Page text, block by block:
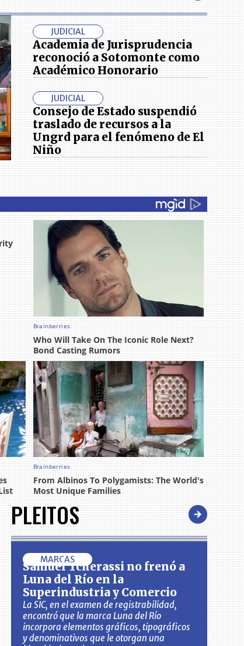
JUDICIAL
Academia de Jurisprudencia
reconoció a Sotomonte como
Académico Honorario
JUDICIAL
Consejo de Estado suspendió
traslado de recursos a la
Ungrd para el fenómeno de El
Niño
PLEITOS
MARCAS
Samuel Tcherassi no frenó a
Luna del Río en la
Superindustria y Comercio
La SIC, en el examen de registrabilidad,
encontró que la marca Luna del Río
incorpora elementos gráficos, tipográficos
y denominativos que le otorgan una